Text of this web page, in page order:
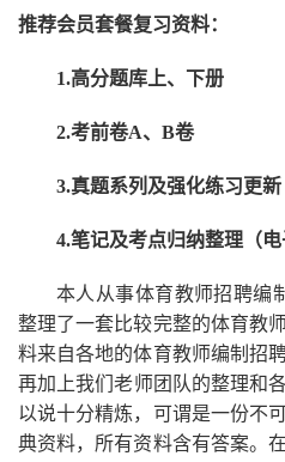
推荐会员套餐复习资料：
1.高分题库上、下册
2.考前卷A、B卷
3.真题系列及强化练习更新
4.笔记及考点归纳整理（电
本人从事体育教师招聘编
整理了一套比较完整的体育教
料来自各地的体育教师编制招
再加上我们老师 团队的整理和
以说十分精炼，可谓是一份不
典资料，所有资料含有答案。